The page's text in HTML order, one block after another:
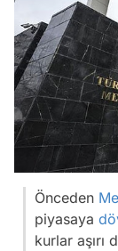
Önceden
piyasaya
kurlar aşırı